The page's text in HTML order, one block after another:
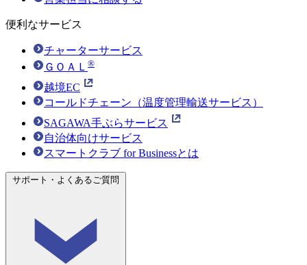
便利なサービス
チャーターサービス
ＧＯＡＬ ®
越境EC
コールドチェーン（温度管理輸送サービス）
SAGAWA手ぶらサービス
自治体向けサービス
スマートクラブ for Businessとは
サポート・よくあるご質問